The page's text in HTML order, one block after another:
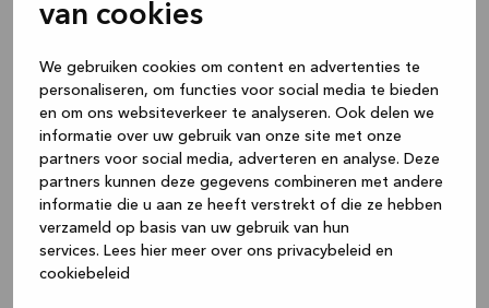
van cookies
We gebruiken cookies om content en advertenties te
personaliseren, om functies voor social media te bieden
en om ons websiteverkeer te analyseren. Ook delen we
informatie over uw gebruik van onze site met onze
partners voor social media, adverteren en analyse. Deze
partners kunnen deze gegevens combineren met andere
informatie die u aan ze heeft verstrekt of die ze hebben
verzameld op basis van uw gebruik van hun
services. Lees hier meer over ons privacybeleid en
cookiebeleid